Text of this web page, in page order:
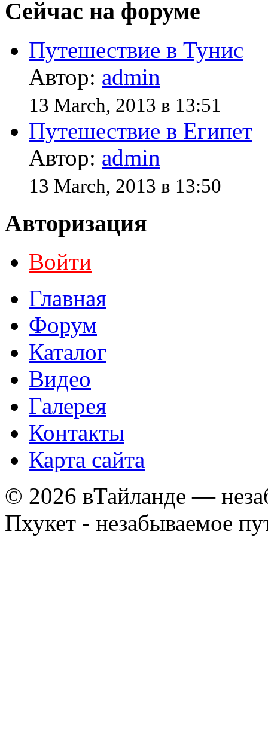
Сейчас на форуме
Путешествие в Тунис
Автор: admin
13 March, 2013 в 13:51
Путешествие в Египет
Автор: admin
13 March, 2013 в 13:50
Авторизация
Войти
Главная
Форум
Каталог
Видео
Галерея
Контакты
Карта сайта
© 2026 вТайланде —
Пхукет - незабываемое